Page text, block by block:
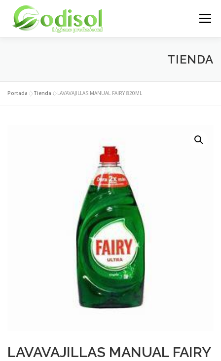
contenido
Menú
ÁREA CLIENTES CONTACTO
TIENDA
Portada »Tienda »LAVAVAJILLAS MANUAL FAIRY 820ML
LAVAVAJILLAS MANUAL FAIRY